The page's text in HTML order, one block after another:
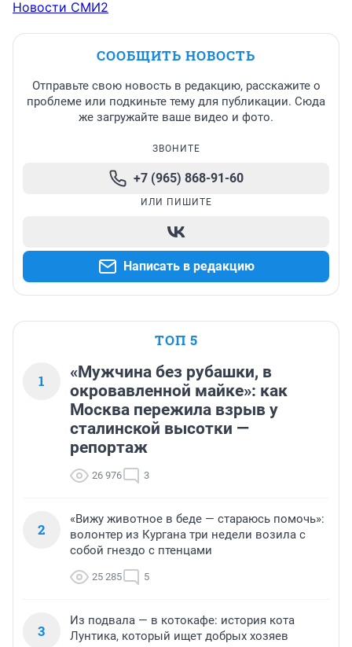
Новости СМИ2
СООБЩИТЬ НОВОСТЬ
Отправьте свою новость в редакцию, расскажите о
проблеме или подкиньте тему для публикации. Сюда
же загружайте ваше видео и фото.
ЗВОНИТЕ
+7 (965) 868-91-60
ИЛИ ПИШИТЕ
Написать в редакцию
ТОП 5
1
«Мужчина без рубашки, в
окровавленной майке»: как
Москва пережила взрыв у
сталинской высотки —
репортаж
26 976 3
2
«Вижу животное в беде — стараюсь помочь»:
волонтер из Кургана три недели возила с
собой гнездо с птенцами
25 285 5
3
Из подвала — в котокафе: история кота
Лунтика, который ищет добрых хозяев